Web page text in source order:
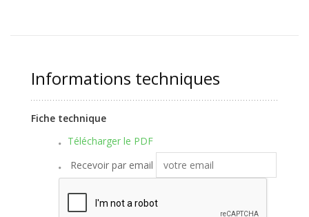
Informations techniques
Fiche technique
Télécharger le PDF
Recevoir par email